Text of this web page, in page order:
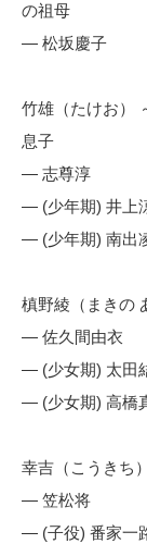
の祖母
— 松坂慶子
竹雄（たけお）
息子
— 志尊淳
— (少年期) 井上
— (少年期) 南出
槙野綾（まきの
— 佐久間由衣
— (少女期) 太田
— (少女期) 高橋
幸吉（こうきち
— 笠松将
— (子役) 番家一